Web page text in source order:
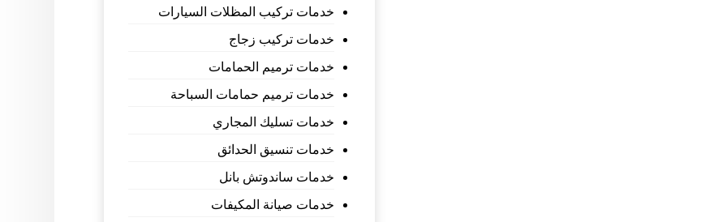
خدمات تركيب المظلات السيارات
خدمات تركيب زجاج
خدمات ترميم الحمامات
خدمات ترميم حمامات السباحة
خدمات تسليك المجاري
خدمات تنسيق الحدائق
خدمات ساندوتش بانل
خدمات صيانة المكيفات